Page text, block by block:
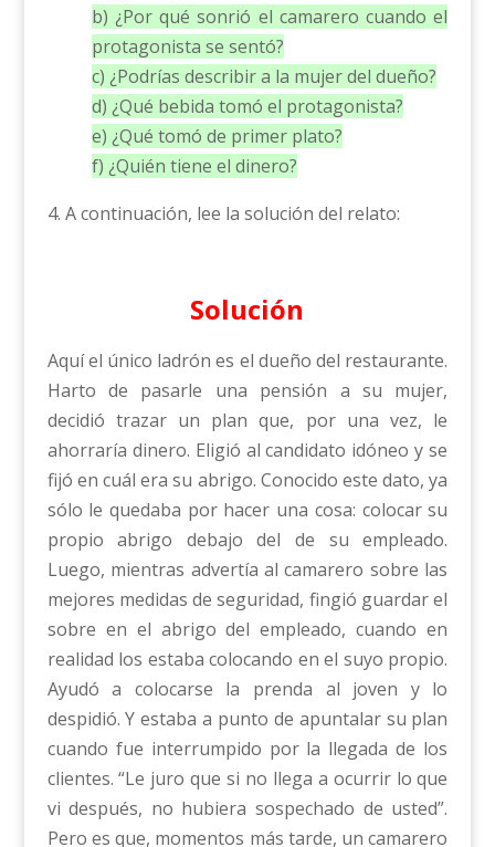
b) ¿Por qué sonrió el camarero cuando el
protagonista se sentó?
c) ¿Podrías describir a la mujer del dueño?
d) ¿Qué bebida tomó el protagonista?
e) ¿Qué tomó de primer plato?
f) ¿Quién tiene el dinero?
4. A continuación, lee la solución del relato:
Solución
Aquí el único ladrón es el dueño del restaurante.
Harto de pasarle una pensión a su mujer,
decidió trazar un plan que, por una vez, le
ahorraría dinero. Eligió al candidato idóneo y se
fijó en cuál era su abrigo. Conocido este dato, ya
sólo le quedaba por hacer una cosa: colocar su
propio abrigo debajo del de su empleado.
Luego, mientras advertía al camarero sobre las
mejores medidas de seguridad, fingió guardar el
sobre en el abrigo del empleado, cuando en
realidad los estaba colocando en el suyo propio.
Ayudó a colocarse la prenda al joven y lo
despidió. Y estaba a punto de apuntalar su plan
cuando fue interrumpido por la llegada de los
clientes. “Le juro que si no llega a ocurrir lo que
vi después, no hubiera sospechado de usted”.
Pero es que, momentos más tarde, un camarero